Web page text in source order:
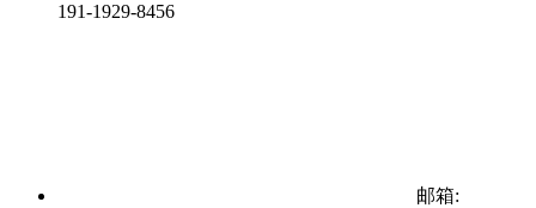
191-1929-8456
邮箱: